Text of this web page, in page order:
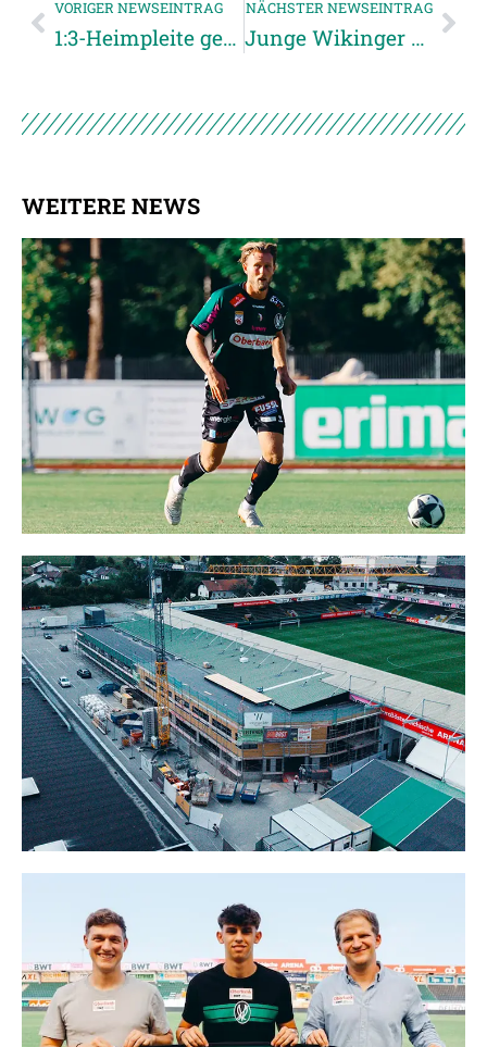
VORIGER NEWSEINTRAG
1:3-Heimpleite gegen BW Linz
NÄCHSTER NEWSEINTRAG
Junge Wikinger starten in die Vorbereitung
WEITERE NEWS